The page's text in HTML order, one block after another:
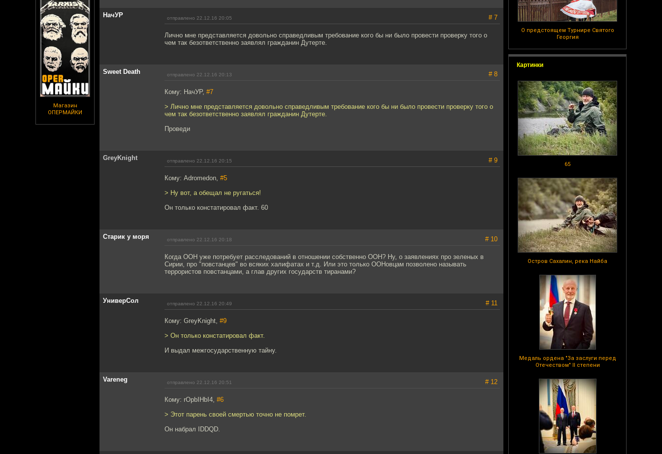
Магазин
ОПЕРМАЙКИ
О предстоящем Турнире Святого
Георгия
Картинки
65
Остров Сахалин, река Найба
Медаль ордена "За заслуги перед
Отечеством" II степени
НачУР отправлено 22.12.16 20:05 # 7
Лично мне представляется довольно справедливым требование кого бы ни было провести проверку того о
чем так безответственно заявлял гражданин Дутерте.
Sweet Death отправлено 22.12.16 20:13 # 8
Кому: НачУР, #7
> Лично мне представляется довольно справедливым требование кого бы ни было провести проверку того о
чем так безответственно заявлял гражданин Дутерте.
Проведи
GreyKnight отправлено 22.12.16 20:15 # 9
Кому: Adromedon, #5
> Ну вот, а обещал не ругаться!
Он только констатировал факт. 60
Старик у моря отправлено 22.12.16 20:18 # 10
Когда ООН уже потребует расследований в отношении собственно ООН? Ну, о заявлениях про зеленых в
Сирии, про "повстанцев" во всяких халифатах и т.д. Или это только ООНовцам позволено называть
террористов повстанцами, а глав других государств тиранами?
УниверСол отправлено 22.12.16 20:49 # 11
Кому: GreyKnight, #9
> Он только констатировал факт.
И выдал межгосударственную тайну.
Vareneg отправлено 22.12.16 20:51 # 12
Кому: rOpbIHbI4, #6
> Этот парень своей смертью точно не помрет.
Он набрал IDDQD.